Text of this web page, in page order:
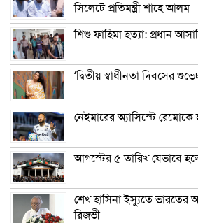
সিলেটে প্রতিমন্ত্রী শাহে আলম
শিশু ফাহিমা হত্যা: প্রধান
‘দ্বিতীয় স্বাধীনতা দিবসের
নেইমারের অ্যাসিস্টে
আগস্টের ৫ তারিখ যেভাবে
শেখ হাসিনা ইস্যুতে ভারতের
রিজভী